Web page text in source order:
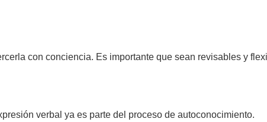
con conciencia. Es importante que sean revisables y
verbal ya es parte del proceso de autoconocimiento.